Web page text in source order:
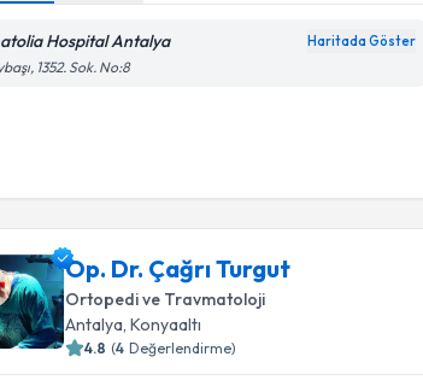
Hospital Antalya Haritada Göster
1352. Sok. No:8
Op. Dr. Çağrı Turgut
Ortopedi ve Travmatoloji
Antalya, Konyaaltı
4.8 (4 Değerlendirme)